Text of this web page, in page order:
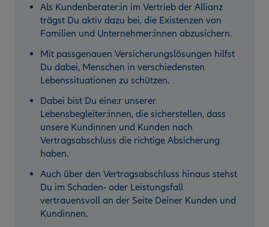
Als Kundenberater:in im Vertrieb der Allianz
trägst Du aktiv dazu bei, die Existenzen von
Familien und Unternehmer:innen abzusichern.
Mit passgenauen Versicherungslösungen hilfst
Du dabei, Menschen in verschiedensten
Lebenssituationen zu schützen.
Dabei bist Du eine:r unserer
Lebensbegleiter:innen, die sicherstellen, dass
unsere Kundinnen und Kunden nach
Vertragsabschluss die richtige Absicherung
haben.
Auch über den Vertragsabschluss hinaus stehst
Du im Schaden- oder Leistungsfall
vertrauensvoll an der Seite Deiner Kunden und
Kundinnen.